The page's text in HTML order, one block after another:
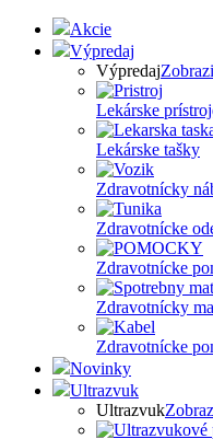
Akcie
Výpredaj
Výpredaj
Lekárske
Lekárske tašky
Zdravotnícky
Zdravotnícke
Zdravotnícke
Zdravotnícky
Zdravotnícke
Novinky
Ultrazvuk
Ultrazvuk